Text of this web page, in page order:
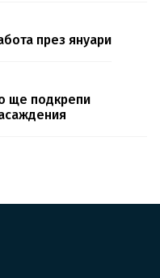
през януари
ще подкрeпи